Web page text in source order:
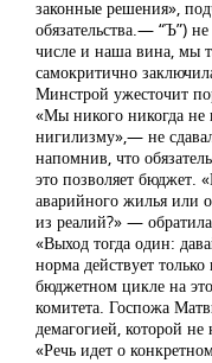
законные решения»,
обязательства.— “Ъ”)
числе и наша вина, мы
самокритично
Минстрой ужесточит
«Мы никого никогда не
нигилизму»,— не
напомнив, что
это позволяет бюджет.
аварийного жилья или
из реалий?» —
«Выход тогда один:
норма действует
бюджетном цикле на
комитета. Госпожа
демагогией, которой не
«Речь идет о